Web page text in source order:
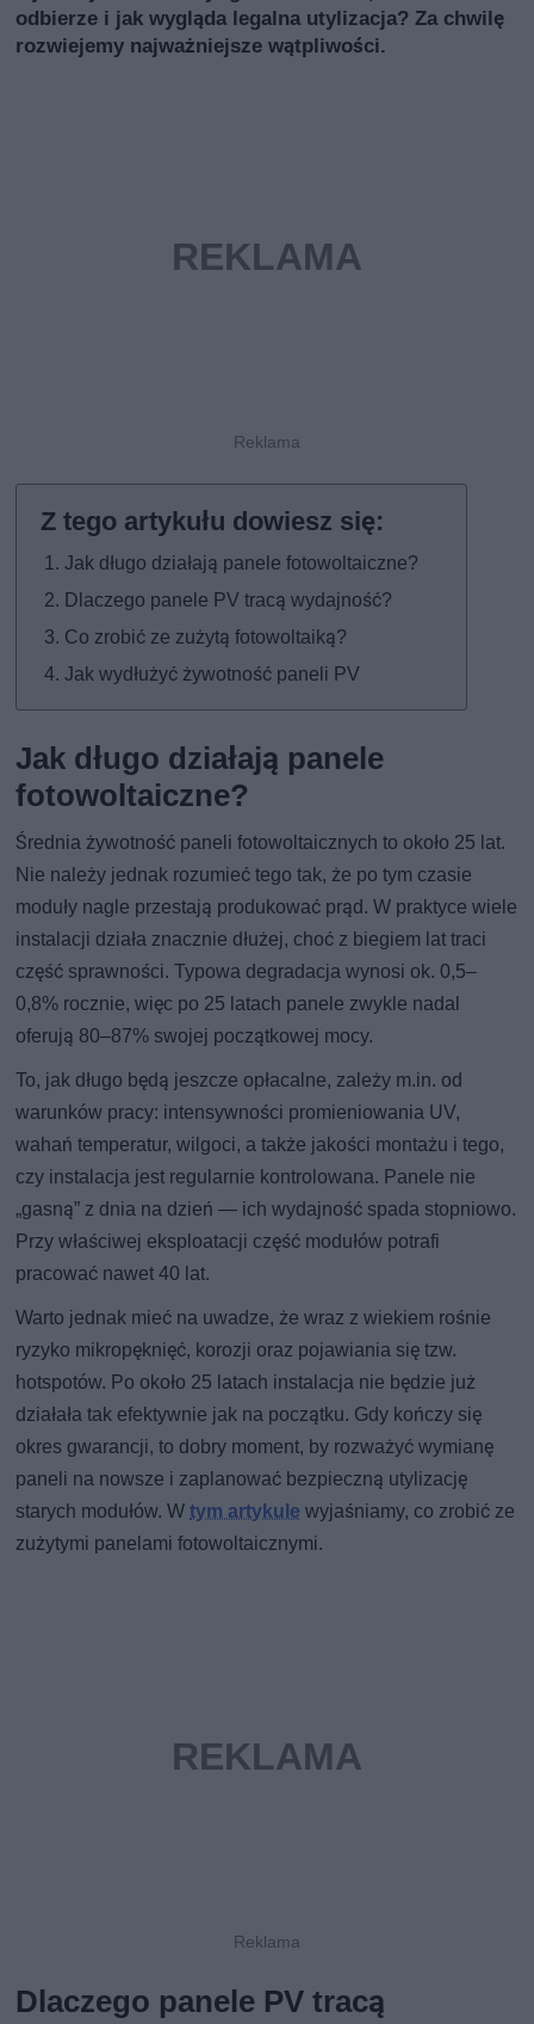
odbierze i jak wygląda legalna utylizacja? Za chwilę
rozwiejemy najważniejsze wątpliwości.
Jak długo działają panele fotowoltaiczne?
Dlaczego panele PV tracą wydajność?
Co zrobić ze zużytą fotowoltaiką?
Jak wydłużyć żywotność paneli PV
Jak długo działają panele
fotowoltaiczne?
Średnia żywotność paneli fotowoltaicznych to około 25 lat.
Nie należy jednak rozumieć tego tak, że po tym czasie
moduły nagle przestają produkować prąd. W praktyce wiele
instalacji działa znacznie dłużej, choć z biegiem lat traci
część sprawności. Typowa degradacja wynosi ok. 0,5–
0,8% rocznie, więc po 25 latach panele zwykle nadal
oferują 80–87% swojej początkowej mocy.
To, jak długo będą jeszcze opłacalne, zależy m.in. od
warunków pracy: intensywności promieniowania UV,
wahań temperatur, wilgoci, a także jakości montażu i tego,
czy instalacja jest regularnie kontrolowana. Panele nie
„gasną” z dnia na dzień — ich wydajność spada stopniowo.
Przy właściwej eksploatacji część modułów potrafi
pracować nawet 40 lat.
Warto jednak mieć na uwadze, że wraz z wiekiem rośnie
ryzyko mikropęknięć, korozji oraz pojawiania się tzw.
hotspotów. Po około 25 latach instalacja nie będzie już
działała tak efektywnie jak na początku. Gdy kończy się
okres gwarancji, to dobry moment, by rozważyć wymianę
paneli na nowsze i zaplanować bezpieczną utylizację
starych modułów. Wtym artykule wyjaśniamy, co zrobić ze
zużytymi panelami fotowoltaicznymi.
Dlaczego panele PV tracą